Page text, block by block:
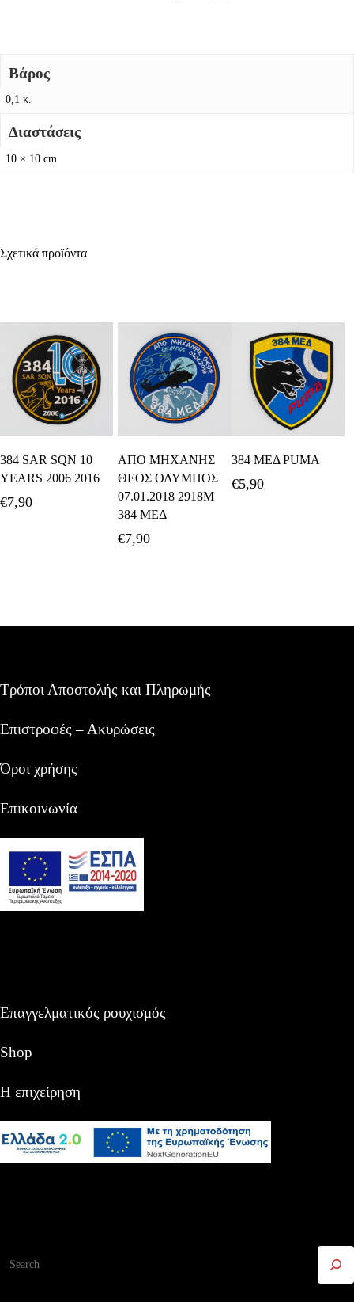
Βάρος
0,1 κ.
Διαστάσεις
10 × 10 cm
Σχετικά προϊόντα
Καλάθι
384 SAR SQN 10
YEARS 2006 2016
€7,90
Καλάθι
ΑΠΟ ΜΗΧΑΝΗΣ
ΘΕΟΣ ΟΛΥΜΠΟΣ
07.01.2018 2918M
384 ΜΕΔ
€7,90
384 ΜΕΔ PUMA
€5,90
Τρόποι Αποστολής και Πληρωμής
Επιστροφές – Ακυρώσεις
Όροι χρήσης
Επικοινωνία
Επαγγελματικός ρουχισμός
Shop
Η επιχείρηση